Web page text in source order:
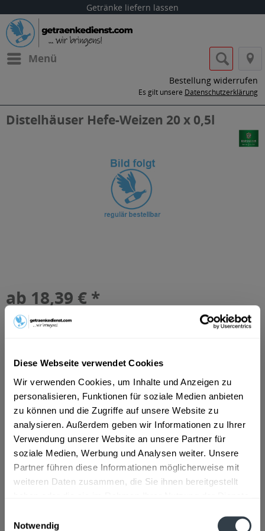
Diese Webseite verwendet Cookies
Wir verwenden Cookies, um Inhalte und Anzeigen zu
personalisieren, Funktionen für soziale Medien anbieten
zu können und die Zugriffe auf unsere Website zu
analysieren. Außerdem geben wir Informationen zu Ihrer
Verwendung unserer Website an unsere Partner für
soziale Medien, Werbung und Analysen weiter. Unsere
Partner führen diese Informationen möglicherweise mit
weiteren Daten zusammen, die Sie ihnen bereitgestellt
Notwendig
Getränke liefern lassen
Menü
Bestellung widerrufen
Es gilt unsere Datenschutzerklärung
Distelhäuser Hefe-Weizen 20 x 0,5l
ab 18,39 € *
inkl. MwSt.ggf. zzgl. Erschwerniszuschlag
+3,10 € Pfand
In denWarenkorb
Artikel-Nr.:
24399
Verfügbar in:
Beschreibung
mehr